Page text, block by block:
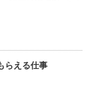
らえる仕事